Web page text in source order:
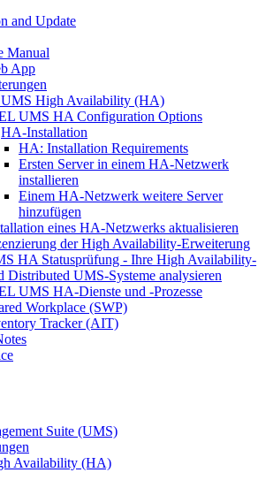
and Update
Manual
App
High Availability (HA)
UMS HA Configuration Options
HA-Installation
HA: Installation Requirements
Ersten Server in einem HA-Netzwerk
installieren
Einem HA-Netzwerk weitere Server
hinzufügen
eines HA-Netzwerks aktualisieren
der High Availability-Erweiterung
HA Statusprüfung - Ihre High Availability-
Distributed UMS-Systeme analysieren
UMS HA-Dienste und -Prozesse
Workplace (SWP)
Tracker (AIT)
Suite (UMS)
Availability (HA)